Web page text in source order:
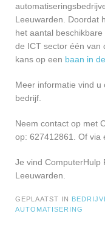
Leeuwarden. Doordat
het aantal
de ICT sector één van
kans op een baan in
Meer informatie vind u
bedrijf.
Neem contact op met
op: 627412861. Of via
Je vind ComputerHulp
Leeuwarden.
GEPLAATST IN
AUTOMATISERING